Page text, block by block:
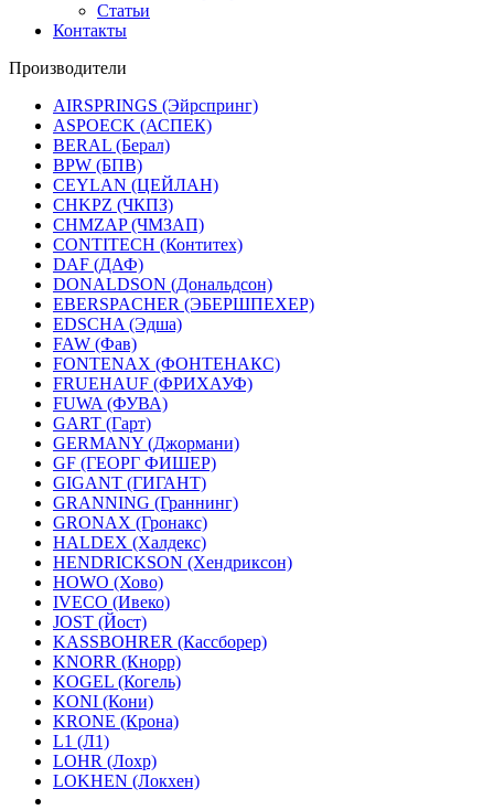
Статьи
Контакты
Производители
AIRSPRINGS (Эйрспринг)
ASPOECK (АСПЕК)
BERAL (Берал)
BPW (БПВ)
CEYLAN (ЦЕЙЛАН)
CHKPZ (ЧКПЗ)
CHMZAP (ЧМЗАП)
CONTITECH (Контитех)
DAF (ДАФ)
DONALDSON (Дональдсон)
EBERSPACHER (ЭБЕРШПЕХЕР)
EDSCHA (Эдша)
FAW (Фав)
FONTENAX (ФОНТЕНАКС)
FRUEHAUF (ФРИХАУФ)
FUWA (ФУВА)
GART (Гарт)
GERMANY (Джормани)
GF (ГЕОРГ ФИШЕР)
GIGANT (ГИГАНТ)
GRANNING (Граннинг)
GRONAX (Гронакс)
HALDEX (Халдекс)
HENDRICKSON (Хендриксон)
HOWO (Хово)
IVECO (Ивеко)
JOST (Йост)
KASSBOHRER (Касcборер)
KNORR (Кнорр)
KOGEL (Когель)
KONI (Кони)
KRONE (Крона)
L1 (Л1)
LOHR (Лохр)
LOKHEN (Локхен)